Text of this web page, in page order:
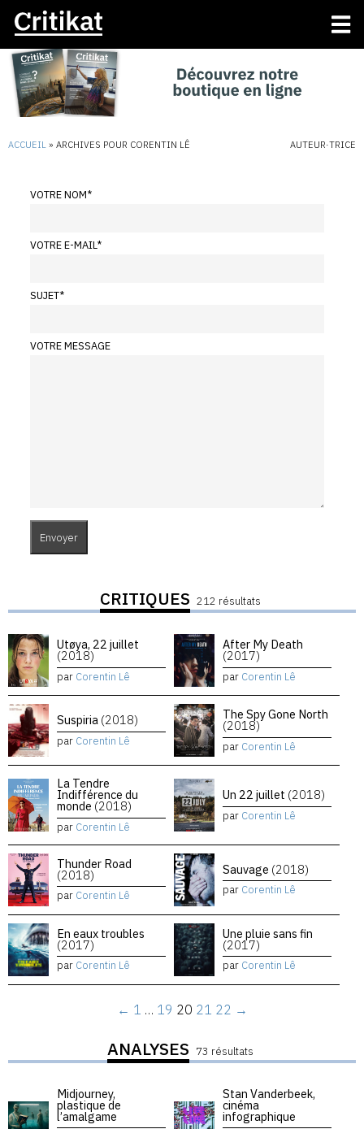
ACCUEIL » ARCHIVES POUR CORENTIN LÊ AUTEUR·TRICE
VOTRE NOM*
VOTRE E-MAIL*
SUJET*
VOTRE MESSAGE
CRITIQUES 212 résultats
Utøya, 22 juillet
(2018)
par Corentin Lê
After My Death
(2017)
par Corentin Lê
Suspiria (2018)
par Corentin Lê
The Spy Gone North
(2018)
par Corentin Lê
La Tendre
Indifférence du
monde (2018)
par Corentin Lê
Un 22 juillet (2018)
par Corentin Lê
Thunder Road
(2018)
par Corentin Lê
Sauvage (2018)
par Corentin Lê
En eaux troubles
(2017)
par Corentin Lê
Une pluie sans fin
(2017)
par Corentin Lê
← 1 … 19 20 21 22 →
ANALYSES 73 résultats
Midjourney,
plastique de
l’amalgame
Stan Vanderbeek,
cinéma
infographique